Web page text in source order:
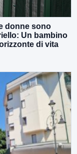
donne sono
Un bambino
di vita